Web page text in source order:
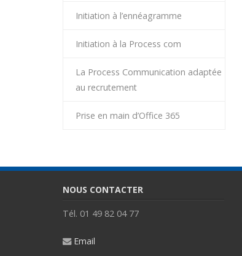
Initiation à l’ennéagramme
Initiation à la Process com
La Process Communication adaptée
au recrutement
Prise en main d’Office 365
NOUS CONTACTER
Tél. 01 49 82 04 77
Email